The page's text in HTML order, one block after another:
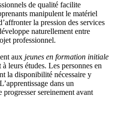
de qualité facilite
manipulent le matériel
la pression des services
naturellement entre
professionnel.
aux jeunes en formation initiale
leurs études. Les personnes en
la disponibilité nécessaire y
dans un
sereinement avant